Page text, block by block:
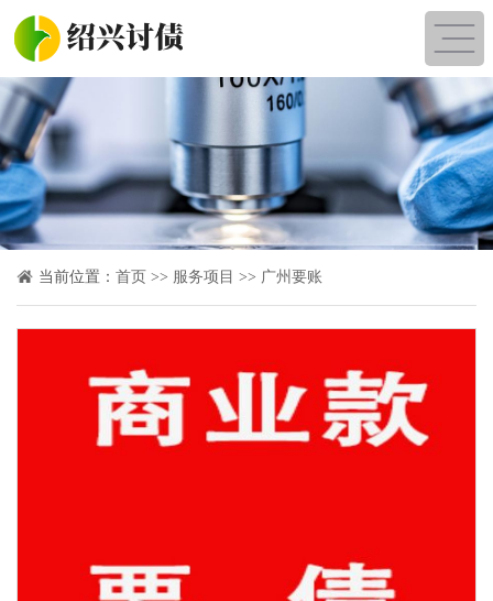
当前位置： 首页 >> 服务项目 >> 广州要账